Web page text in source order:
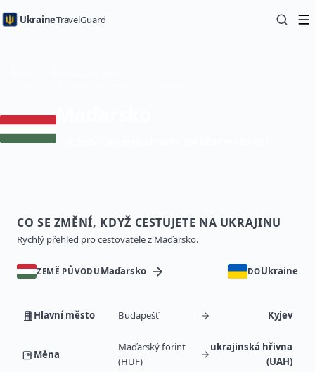
UkraineTravelGuard
CO SE ZMĚNÍ, KDYŽ CESTUJETE NA UKRAJINU
Rychlý přehled pro cestovatele z Maďarsko.
ZEMĚ PŮVODU Maďarsko DOUkraine
Hlavní město Budapešť Kyjev
Měna
Maďarský forint
(HUF)
ukrajinská hřivna
(UAH)